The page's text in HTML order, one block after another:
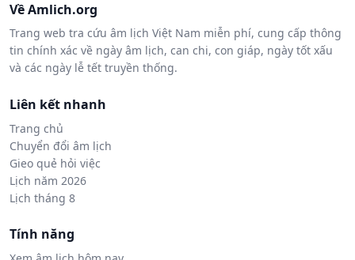
Về Amlich.org
Trang web tra cứu âm lịch Việt Nam miễn phí, cung cấp thông
tin chính xác về ngày âm lịch, can chi, con giáp, ngày tốt xấu
và các ngày lễ tết truyền thống.
Liên kết nhanh
Trang chủ
Chuyển đổi âm lịch
Gieo quẻ hỏi việc
Lịch năm 2026
Lịch tháng 8
Tính năng